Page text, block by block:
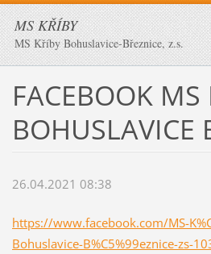
MS KŘÍBY
MS Kříby Bohuslavice-Březnice, z.s.
FACEBOOK MS
BOHUSLAVICE
26.04.2021 08:38
https://www.facebook.com/MS-
Bohuslavice-B%C5%99eznice-zs-